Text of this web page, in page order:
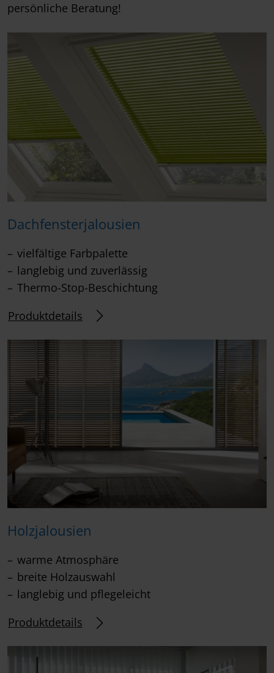
persönliche Beratung!
Dachfensterjalousien
vielfältige Farbpalette
langlebig und zuverlässig
Thermo-Stop-Beschichtung
Produktdetails
Holzjalousien
warme Atmosphäre
breite Holzauswahl
langlebig und pflegeleicht
Produktdetails